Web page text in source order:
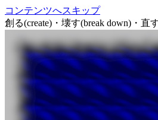
コンテンツへスキップ
創る(create)・壊す(break down)・直